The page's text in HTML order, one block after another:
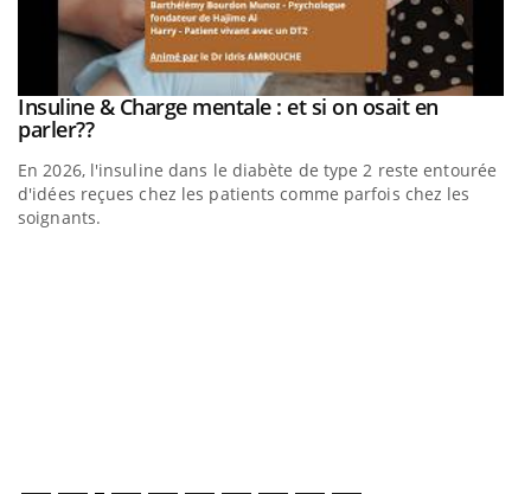
Youtube
Insuline & Charge mentale : et si on osait en
parler??Youtube
En 2026, l'insuline dans le diabète de type 2 reste entourée
d'idées reçues chez les patients comme parfois chez les
soignants.